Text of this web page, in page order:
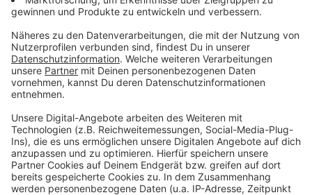
So berichten die Kollegen des Portals Vier Null
Auch DIESE Themen beschäftigen derzeit
Düsseldorfs Karnevalisten
Anzeige